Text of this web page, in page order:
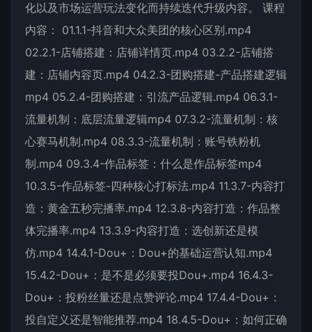
化以及市场运营玩法变化而持续迭代升级内容。 课程
内容： 01.1.1-抖音和大众美团的核心区别.mp4
02.2.1-店铺搭建：店铺详情页.mp4 03.2.2-店铺搭
建：店铺内容页.mp4 04.2.3-团购搭建-产品搭建逻辑
mp4 05.2.4-团购搭建：引流产品逻辑.mp4 06.3.1-
流量机制：底层流量逻辑mp4 07.3.2-流量机制：核
心赛马机制.mp4 08.3.3-流量机制：账号铁粉机
制.mp4 09.3.4-作品标签：什么是作品标签mp4
10.3.5-作品标签-四种核心打标法.mp4 11.3.7-内容打
造：黄金五秒完播率.mp4 12.3.8-内容打造：作品整
体完播率.mp4 13.3.9-内容打造：选创新还是模
仿.mp4 14.4.1-Dou+：Dou+的基础运营认知.mp4
15.4.2-Dou+：是不是必须要投Dou+.mp4 16.4.3-
Dou+：投粉丝量还是点赞评论.mp4 17.4.4-Dou+：
投自定义还是智能推荐.mp4 18.4.5-Dou+：如何正确